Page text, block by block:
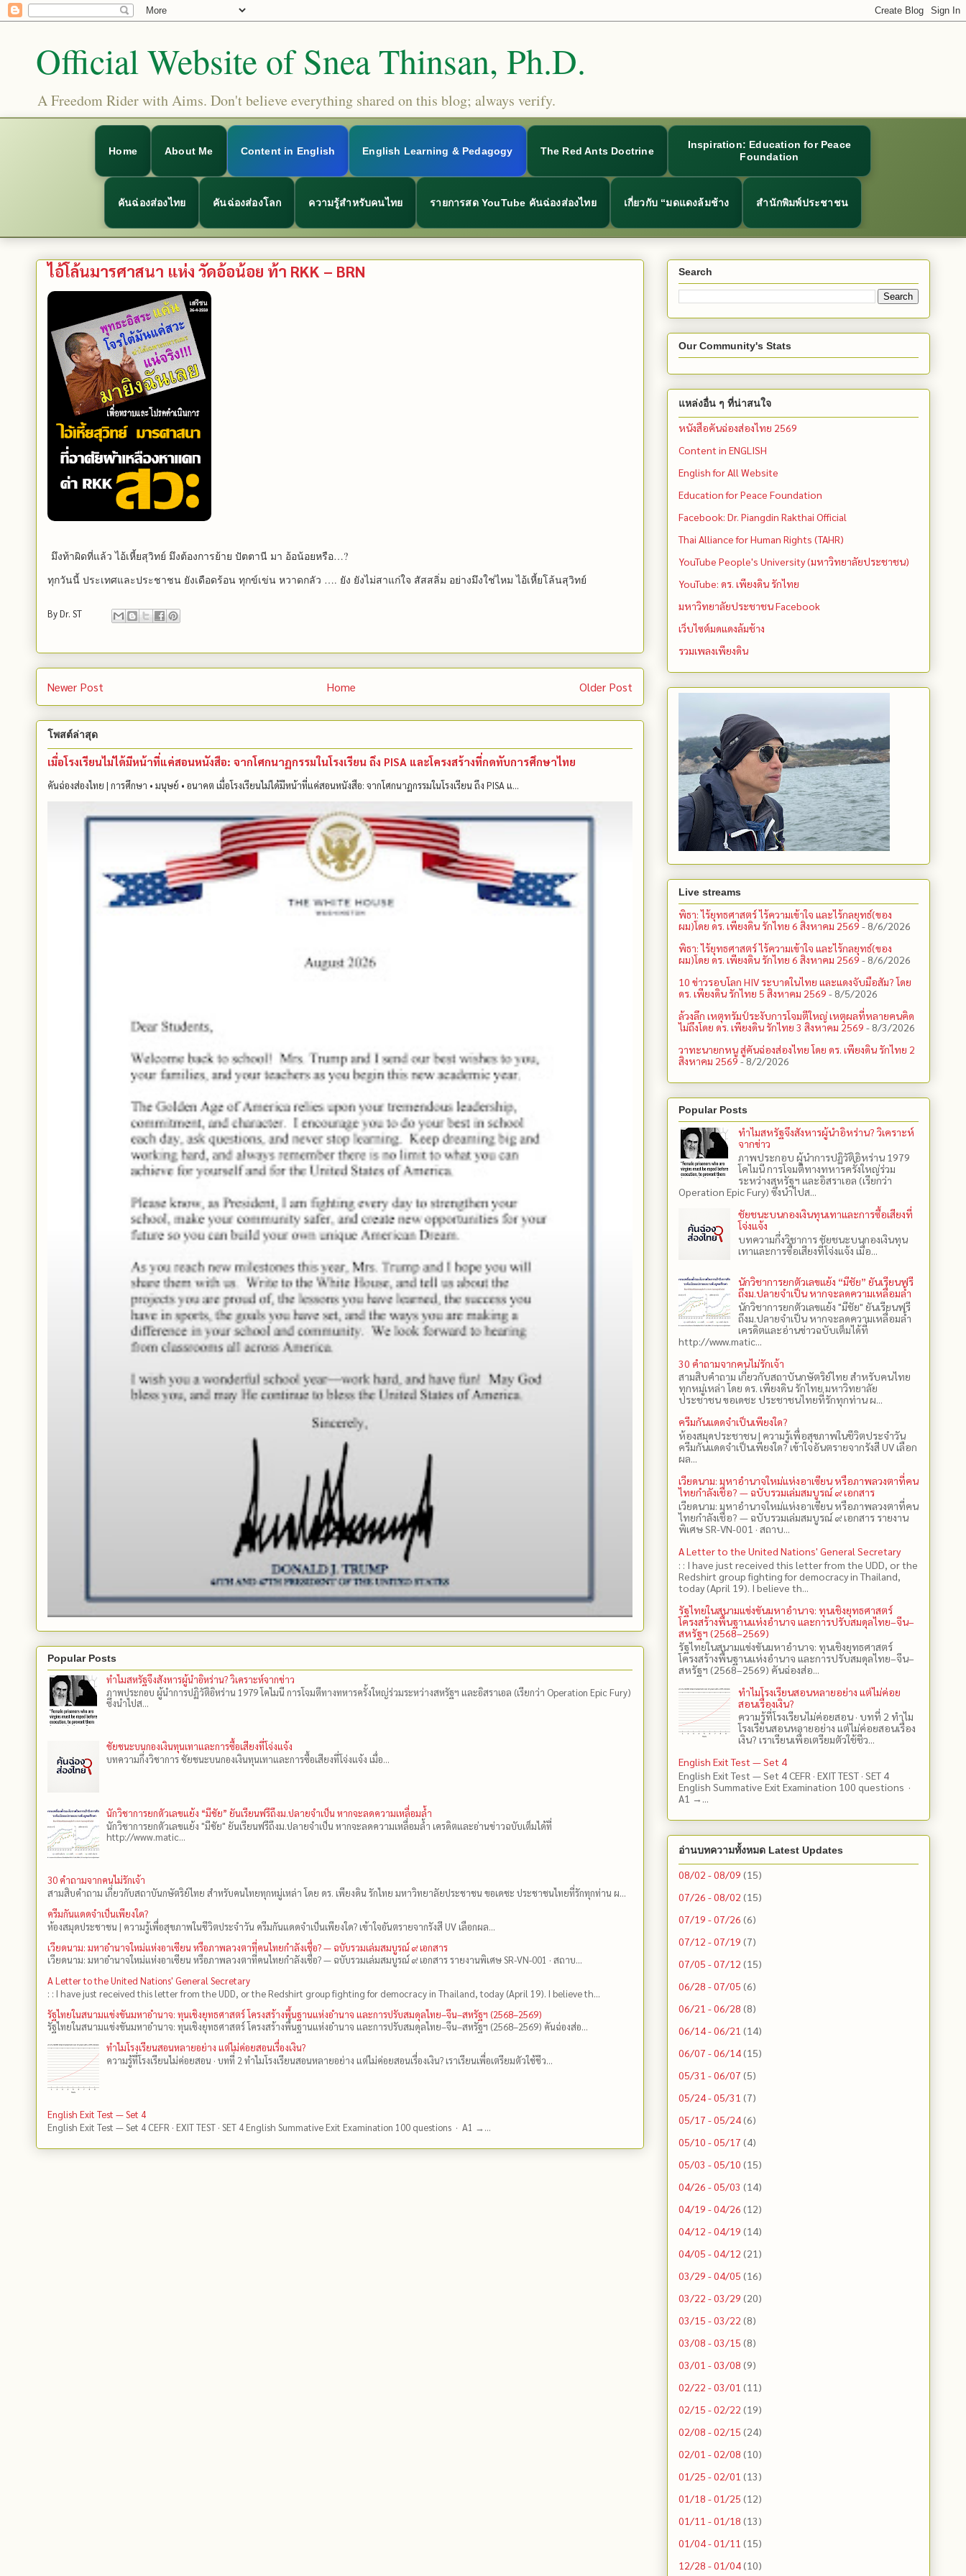
Official Website of Snea Thinsan, Ph.D.
A Freedom Rider with Aims. Don't believe everything shared on this blog; always verify.
Home About Me Content in English English Learning & Pedagogy The Red Ants Doctrine
Inspiration: Education for Peace
Foundation
คันฉ่องส่องไทย คันฉ่องส่องโลก ความรู้สำหรับคนไทย รายการสด YouTube คันฉ่องส่องไทย เกี่ยวกับ “มดแดงล้มช้าง สำนักพิมพ์ประชาชน
ไอ้โล้นมารศาสนา แห่ง วัดอ้อน้อย ท้า RKK – BRN
มึงท้าผิดที่แล้ว ไอ้เหี้ยสุวิทย์ มึงต้องการย้าย ปัตตานี มา อ้อน้อยหรือ…?
ทุกวันนี้ ประเทศและประชาชน ยังเดือดร้อน ทุกข์เข่น หวาดกลัว …. ยัง ยังไม่สาแก่ใจ สัสสลิ่ม อย่างมึงใช่ไหม ไอ้เหี้ยโล้นสุวิทย์
ByDr. ST
Newer Post Older Post
Home
โพสต์ล่าสุด
เมื่อโรงเรียนไม่ได้มีหน้าที่แค่สอนหนังสือ: จากโศกนาฏกรรมในโรงเรียน ถึง PISA และโครงสร้างที่กดทับการศึกษาไทย
คันฉ่องส่องไทย | การศึกษา • มนุษย์ • อนาคต เมื่อโรงเรียนไม่ได้มีหน้าที่แค่สอนหนังสือ: จากโศกนาฏกรรมในโรงเรียน ถึง PISA แ...
Popular Posts
ทำไมสหรัฐจึงสังหารผู้นำอิหร่าน? วิเคราะห์จากข่าว
ภาพประกอบ ผู้นำการปฏิวัติอิหร่าน 1979 โคไมนี การโจมตีทางทหารครั้งใหญ่ร่วมระหว่างสหรัฐฯ และอิสราเอล (เรียกว่า Operation Epic Fury)
ซึ่งนำไปส...
ชัยชนะบนกองเงินทุนเทาและการซื้อเสียงที่โจ่งแจ้ง
บทความกึ่งวิชาการ ชัยชนะบนกองเงินทุนเทาและการซื้อเสียงที่โจ่งแจ้ง เมื่อ...
นักวิชาการยกตัวเลขแย้ง “มีชัย” ยันเรียนฟรีถึงม.ปลายจำเป็น หากจะลดความเหลื่อมล้ำ
นักวิชาการยกตัวเลขแย้ง "มีชัย" ยันเรียนฟรีถึงม.ปลายจำเป็น หากจะลดความเหลื่อมล้ำ เครดิตและอ่านข่าวฉบับเต็มได้ที่
http://www.matic...
30 คำถามจากคนไม่รักเจ้า
สามสิบคำถาม เกี่ยวกับสถาบันกษัตริย์ไทย สำหรับคนไทยทุกหมู่เหล่า โดย ดร.​ เพียงดิน รักไทย มหาวิทยาลัยประชาชน ขอเดชะ ประชาชนไทยที่รักทุกท่าน ผ...
ครีมกันแดดจำเป็นเพียงใด?
ห้องสมุดประชาชน | ความรู้เพื่อสุขภาพในชีวิตประจำวัน ครีมกันแดดจำเป็นเพียงใด? เข้าใจอันตรายจากรังสี UV เลือกผล...
เวียดนาม: มหาอำนาจใหม่แห่งอาเซียน หรือภาพลวงตาที่คนไทยกำลังเชื่อ? — ฉบับรวมเล่มสมบูรณ์ ๙ เอกสาร
เวียดนาม: มหาอำนาจใหม่แห่งอาเซียน หรือภาพลวงตาที่คนไทยกำลังเชื่อ? — ฉบับรวมเล่มสมบูรณ์ ๙ เอกสาร รายงานพิเศษ SR-VN-001 · สถาบ...
A Letter to the United Nations' General Secretary
: : I have just received this letter from the UDD, or the Redshirt group fighting for democracy in Thailand, today (April 19). I believe th...
รัฐไทยในสนามแข่งขันมหาอำนาจ: ทุนเชิงยุทธศาสตร์ โครงสร้างพื้นฐานแห่งอำนาจ และการปรับสมดุลไทย–จีน–สหรัฐฯ (2568–2569)
รัฐไทยในสนามแข่งขันมหาอำนาจ: ทุนเชิงยุทธศาสตร์ โครงสร้างพื้นฐานแห่งอำนาจ และการปรับสมดุลไทย–จีน–สหรัฐฯ (2568–2569) คันฉ่องส่อ...
ทำไมโรงเรียนสอนหลายอย่าง แต่ไม่ค่อยสอนเรื่องเงิน?
ความรู้ที่โรงเรียนไม่ค่อยสอน · บทที่ 2 ทำไมโรงเรียนสอนหลายอย่าง แต่ไม่ค่อยสอนเรื่องเงิน? เราเรียนเพื่อเตรียมตัวใช้ชีว...
English Exit Test — Set 4
English Exit Test — Set 4 CEFR · EXIT TEST · SET 4 English Summative Exit Examination 100 questions · A1 →...
Search
Our Community's Stats
แหล่งอื่น ๆ ที่น่าสนใจ
หนังสือคันฉ่องส่องไทย 2569
Content in ENGLISH
English for All Website
Education for Peace Foundation
Facebook: Dr. Piangdin Rakthai Official
Thai Alliance for Human Rights (TAHR)
YouTube People's University (มหาวิทยาลัยประชาชน)
YouTube: ดร. เพียงดิน รักไทย
มหาวิทยาลัยประชาชน Facebook
เว็บไซต์มดแดงล้มช้าง
รวมเพลงเพียงดิน
Live streams
พิธา: ไร้ยุทธศาสตร์ ไร้ความเข้าใจ และไร้กลยุทธ์(ของ
ผม)โดย ดร. เพียงดิน รักไทย 6 สิงหาคม 2569 - 8/6/2026
พิธา: ไร้ยุทธศาสตร์ ไร้ความเข้าใจ และไร้กลยุทธ์(ของ
ผม)โดย ดร. เพียงดิน รักไทย 6 สิงหาคม 2569 - 8/6/2026
10 ข่าวรอบโลก HIV ระบาดในไทย และแดงจับมือสัม? โดย
ดร. เพียงดิน รักไทย 5 สิงหาคม 2569 - 8/5/2026
ล้วงลึก เหตุทรัมป์ระงับการโจมตีใหญ่ เหตุผลที่หลายคนคิด
ไม่ถึงโดย ดร. เพียงดิน รักไทย 3 สิงหาคม 2569 - 8/3/2026
วาทะนายกหนู สู่คันฉ่องส่องไทย โดย ดร. เพียงดิน รักไทย 2
สิงหาคม 2569 - 8/2/2026
Popular Posts
ทำไมสหรัฐจึงสังหารผู้นำอิหร่าน? วิเคราะห์
จากข่าว
ภาพประกอบ ผู้นำการปฏิวัติอิหร่าน 1979
โคไมนี การโจมตีทางทหารครั้งใหญ่ร่วม
ระหว่างสหรัฐฯ และอิสราเอล (เรียกว่า
Operation Epic Fury) ซึ่งนำไปส...
ชัยชนะบนกองเงินทุนเทาและการซื้อเสียงที่
โจ่งแจ้ง
บทความกึ่งวิชาการ ชัยชนะบนกองเงินทุน
เทาและการซื้อเสียงที่โจ่งแจ้ง เมื่อ...
นักวิชาการยกตัวเลขแย้ง “มีชัย” ยันเรียนฟรี
ถึงม.ปลายจำเป็น หากจะลดความเหลื่อมล้ำ
นักวิชาการยกตัวเลขแย้ง "มีชัย" ยันเรียนฟรี
ถึงม.ปลายจำเป็น หากจะลดความเหลื่อมล้ำ
เครดิตและอ่านข่าวฉบับเต็มได้ที่
http://www.matic...
30 คำถามจากคนไม่รักเจ้า
สามสิบคำถาม เกี่ยวกับสถาบันกษัตริย์ไทย สำหรับคนไทย
ทุกหมู่เหล่า โดย ดร.​ เพียงดิน รักไทย มหาวิทยาลัย
ประชาชน ขอเดชะ ประชาชนไทยที่รักทุกท่าน ผ...
ครีมกันแดดจำเป็นเพียงใด?
ห้องสมุดประชาชน | ความรู้เพื่อสุขภาพในชีวิตประจำวัน
ครีมกันแดดจำเป็นเพียงใด? เข้าใจอันตรายจากรังสี UV เลือก
ผล...
เวียดนาม: มหาอำนาจใหม่แห่งอาเซียน หรือภาพลวงตาที่คน
ไทยกำลังเชื่อ? — ฉบับรวมเล่มสมบูรณ์ ๙ เอกสาร
เวียดนาม: มหาอำนาจใหม่แห่งอาเซียน หรือภาพลวงตาที่คน
ไทยกำลังเชื่อ? — ฉบับรวมเล่มสมบูรณ์ ๙ เอกสาร รายงาน
พิเศษ SR-VN-001 · สถาบ...
A Letter to the United Nations' General Secretary
: : I have just received this letter from the UDD, or the
Redshirt group fighting for democracy in Thailand,
today (April 19). I believe th...
รัฐไทยในสนามแข่งขันมหาอำนาจ: ทุนเชิงยุทธศาสตร์
โครงสร้างพื้นฐานแห่งอำนาจ และการปรับสมดุลไทย–จีน–
สหรัฐฯ (2568–2569)
รัฐไทยในสนามแข่งขันมหาอำนาจ: ทุนเชิงยุทธศาสตร์
โครงสร้างพื้นฐานแห่งอำนาจ และการปรับสมดุลไทย–จีน–
สหรัฐฯ (2568–2569) คันฉ่องส่อ...
ทำไมโรงเรียนสอนหลายอย่าง แต่ไม่ค่อย
สอนเรื่องเงิน?
ความรู้ที่โรงเรียนไม่ค่อยสอน · บทที่ 2 ทำไม
โรงเรียนสอนหลายอย่าง แต่ไม่ค่อยสอนเรื่อง
เงิน? เราเรียนเพื่อเตรียมตัวใช้ชีว...
English Exit Test — Set 4
English Exit Test — Set 4 CEFR · EXIT TEST · SET 4
English Summative Exit Examination 100 questions ·
A1 →...
อ่านบทความทั้งหมด Latest Updates
08/02 - 08/09 (15)
07/26 - 08/02 (15)
07/19 - 07/26 (6)
07/12 - 07/19 (7)
07/05 - 07/12 (15)
06/28 - 07/05 (6)
06/21 - 06/28 (8)
06/14 - 06/21 (14)
06/07 - 06/14(15)
05/31 - 06/07 (5)
05/24 - 05/31 (7)
05/17 - 05/24(6)
05/10 - 05/17 (4)
05/03 - 05/10 (15)
04/26 - 05/03 (14)
04/19 - 04/26 (12)
04/12 - 04/19 (14)
04/05 - 04/12 (21)
03/29 - 04/05 (16)
03/22 - 03/29 (20)
03/15 - 03/22 (8)
03/08 - 03/15 (8)
03/01 - 03/08 (9)
02/22 - 03/01 (11)
02/15 - 02/22 (19)
02/08 - 02/15 (24)
02/01 - 02/08 (10)
01/25 - 02/01 (13)
01/18 - 01/25 (12)
01/11 - 01/18 (13)
01/04 - 01/11 (15)
12/28 - 01/04(10)